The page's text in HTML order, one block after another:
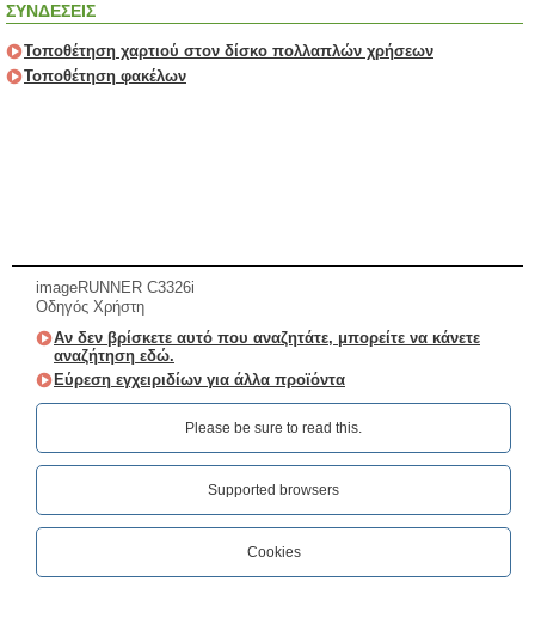
ΣΥΝΔΕΣΕΙΣ
Τοποθέτηση χαρτιού στον δίσκο πολλαπλών χρήσεων
Τοποθέτηση φακέλων
imageRUNNER C3326i
Οδηγός Χρήστη
Αν δεν βρίσκετε αυτό που αναζητάτε, μπορείτε να κάνετε
αναζήτηση εδώ.
Εύρεση εγχειριδίων για άλλα προϊόντα
Please be sure to read this.‎
Supported browsers
Cookies